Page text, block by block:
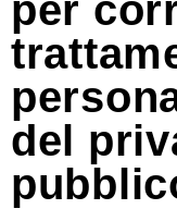
del